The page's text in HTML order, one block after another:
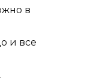
в
и все